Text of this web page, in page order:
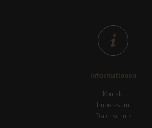
Informationen
Kontakt
Impressum
Datenschutz